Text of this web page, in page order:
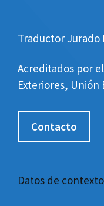
Traductor Jurado
Acreditados por
Exteriores, Unión
Contacto
Datos de